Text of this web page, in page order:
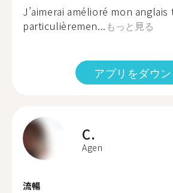
J’aimerai amélioré mon
particulièremen... もっと見る
アプリをダウ
C.
Agen
流暢